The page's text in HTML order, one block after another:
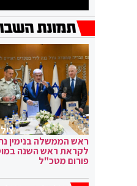
ראש הממשלה בנימין
לקראת ראש השנה
פורום מטכ"ל